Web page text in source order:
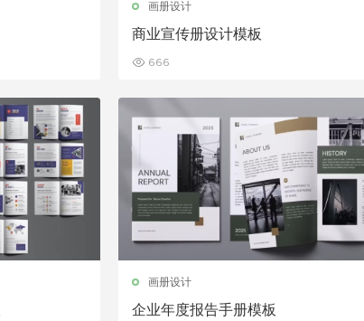
画册设计
商业宣传册设计模板
666
画册设计
企业年度报告手册模板